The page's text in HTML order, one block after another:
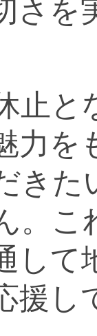
さを
止と
力を
きた
。こ
して
援し